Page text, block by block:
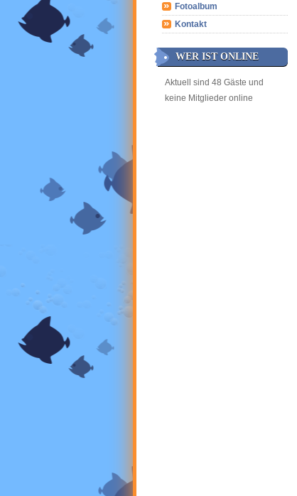
Fotoalbum
Kontakt
WER IST ONLINE
Aktuell sind 48 Gäste und
keine Mitglieder online